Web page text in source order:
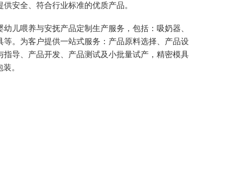
安全、符合行业标准的优质产品。
儿喂养与安抚产品定制生产服务，包括：吸奶器、
。为客户提供一站式服务：产品原料选择、产品设
导、产品开发、产品测试及小批量试产，精密模具
。